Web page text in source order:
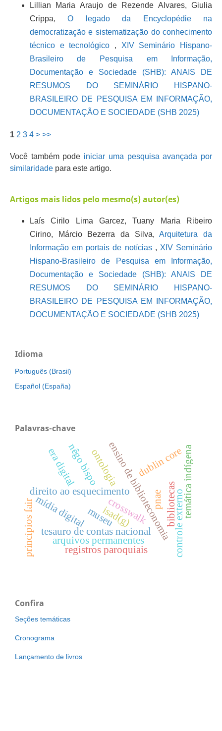
Lillian Maria Araujo de Rezende Alvares, Giulia
Crippa,O legado da Encyclopédie na
democratização e sistematização do conhecimento
técnico e tecnológico , XIV Seminário Hispano-
Brasileiro de Pesquisa em Informação,
Documentação e Sociedade (SHB): ANAIS DE
RESUMOS DO SEMINÁRIO HISPANO-
BRASILEIRO DE PESQUISA EM INFORMAÇÃO,
DOCUMENTAÇÃO E SOCIEDADE (SHB 2025)
1 2 3 4 > >>
Você também pode iniciar uma pesquisa avançada por
similaridadepara este artigo.
Artigos mais lidos pelo mesmo(s) autor(es)
Laís Cirilo Lima Garcez, Tuany Maria Ribeiro
Cirino, Márcio Bezerra da Silva,Arquitetura da
Informação em portais de notícias , XIV Seminário
Hispano-Brasileiro de Pesquisa em Informação,
Documentação e Sociedade (SHB): ANAIS DE
RESUMOS DO SEMINÁRIO HISPANO-
BRASILEIRO DE PESQUISA EM INFORMAÇÃO,
DOCUMENTAÇÃO E SOCIEDADE (SHB 2025)
Idioma
Português (Brasil)
Español (España)
Palavras-chave
ensino de biblioteconomia
direito ao esquecimento controle externo
tesauro de contas nacional
mídia digital
arquivos permanentes
era digital
crosswalk bibliotecas
registros paroquiais
dublin core
isad(g) temática indígena
museu
princípios fair
ontologia
nêgo bispo
pnae
Confira
Seções temáticas
Cronograma
Lançamento de livros